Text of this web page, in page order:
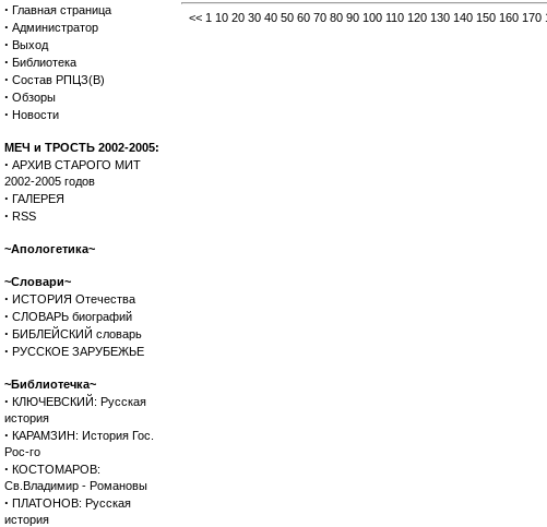
· Главная страница
· Администратор
· Выход
· Библиотека
· Состав РПЦЗ(В)
· Обзоры
· Новости
МЕЧ и ТРОСТЬ 2002-2005:
· АРХИВ СТАРОГО МИТ
2002-2005 годов
· ГАЛЕРЕЯ
· RSS
~Апологетика~
~Словари~
· ИСТОРИЯ Отечества
· СЛОВАРЬ биографий
· БИБЛЕЙСКИЙ словарь
· РУССКОЕ ЗАРУБЕЖЬЕ
~Библиотечка~
· КЛЮЧЕВСКИЙ: Русская
история
· КАРАМЗИН: История Гос.
Рос-го
· КОСТОМАРОВ:
Св.Владимир - Романовы
· ПЛАТОНОВ: Русская
история
<< 1 10 20 30 40 50 60 70 80 90 100 110 120 130 140 150 160 170